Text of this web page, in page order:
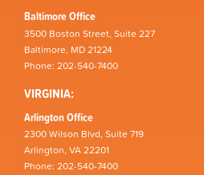
Baltimore Office
3500 Boston Street, Suite 227
Baltimore, MD 21224
Phone: 202-540-7400
VIRGINIA:
Arlington Office
2300 Wilson Blvd, Suite 719
Arlington, VA 22201
Phone: 202-540-7400